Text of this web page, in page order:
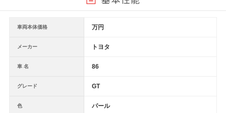
車両本体価格 万円
メーカー トヨタ
車 名 86
グレード GT
色 パール